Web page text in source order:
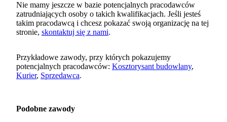
Nie mamy jeszcze w bazie potencjalnych pracodawców
zatrudniających osoby o takich kwalifikacjach. Jeśli jesteś
takim pracodawcą i chcesz pokazać swoją organizację na tej
stronie, skontaktuj się z nami.
Przykładowe zawody, przy których pokazujemy
potencjalnych pracodawców: Kosztorysant budowlany,
Kurier, Sprzedawca.
Podobne zawody